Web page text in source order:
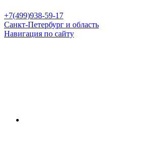
+7(499)938-59-17
Санкт-Петербург и область
Навигация по сайту